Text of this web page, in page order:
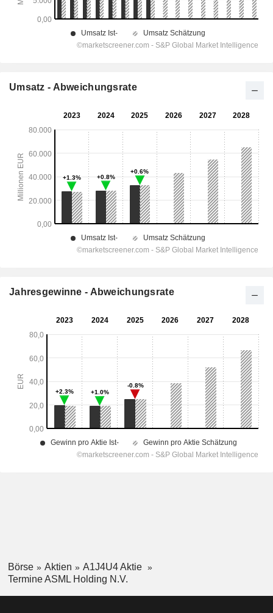
Umsatz - Abweichungsrate
Jahresgewinne - Abweichungsrate
Börse Aktien
A1J4U4 Aktie
Termine ASML Holding N.V.